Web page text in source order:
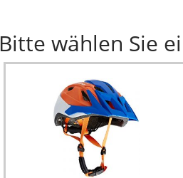
Bitte wählen Sie